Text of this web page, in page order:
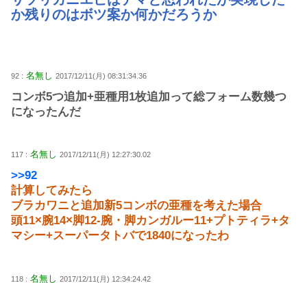
か残りのはボツ案か何かだろうか
92 : 名無し 2017/12/11(月) 08:31:34.36
コンボ5つ追加+亜種用1枚追加って総フォーム数幾つ
になったんだ
117 : 名無し 2017/12/11(月) 12:27:30.02
>>92
計算してみたら
ブラカワニと追加新5コンボの亜種を考えた場合
頭11×腕14×脚12-腕・脚カンガルー11+プトティラ+タ
マシー+スーパータトバで1840になったわ
118 : 名無し 2017/12/11(月) 12:34:24.42